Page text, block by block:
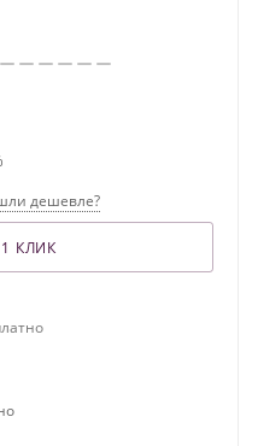
дешевле?
КЛИК